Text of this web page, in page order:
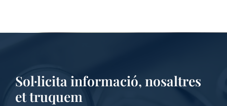
Sol·licita informació, nosaltres
et truquem